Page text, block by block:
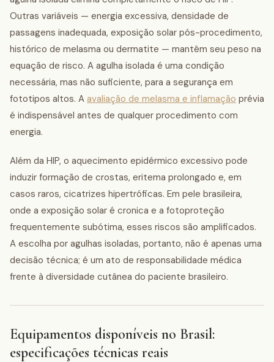
Outras variáveis — energia excessiva, densidade de
passagens inadequada, exposição solar pós-procedimento,
histórico de melasma ou dermatite — mantêm seu peso na
equação de risco. A agulha isolada é uma condição
necessária, mas não suficiente, para a segurança em
fototipos altos. A avaliação de melasma e inflamação prévia
é indispensável antes de qualquer procedimento com
energia.
Além da HIP, o aquecimento epidérmico excessivo pode
induzir formação de crostas, eritema prolongado e, em
casos raros, cicatrizes hipertróficas. Em pele brasileira,
onde a exposição solar é cronica e a fotoproteção
frequentemente subótima, esses riscos são amplificados.
A escolha por agulhas isoladas, portanto, não é apenas uma
decisão técnica; é um ato de responsabilidade médica
frente à diversidade cutânea do paciente brasileiro.
Equipamentos disponíveis no Brasil:
especificações técnicas reais